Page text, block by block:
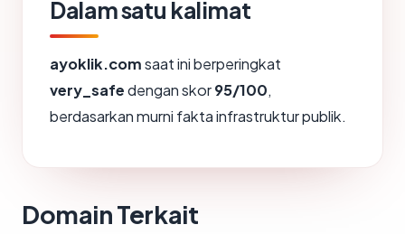
Dalam satu kalimat
ayoklik.comsaat ini berperingkat
very_safedengan skor95/100,
berdasarkan murni fakta infrastruktur publik.
Domain Terkait